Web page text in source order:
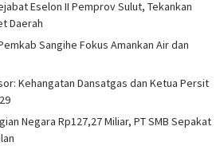
Eselon II Pemprov Sulut, Tekankan
Daerah
Sangihe Fokus Amankan Air dan
Kehangatan Dansatgas dan Ketua Persit
Negara Rp127,27 Miliar, PT SMB Sepakat